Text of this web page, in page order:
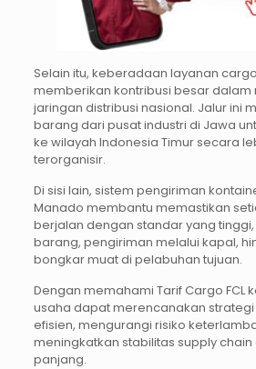
Selain itu, keberadaan layanan cargo
memberikan kontribusi besar
jaringan distribusi nasional. Jalur ini
barang dari pusat industri di Jawa
ke wilayah Indonesia Timur secara
terorganisir.
Di sisi lain, sistem pengiriman
Manado membantu memastikan
berjalan dengan standar yang
barang, pengiriman melalui kapal,
bongkar muat di pelabuhan tujuan.
Dengan memahami Tarif Cargo FCL
usaha dapat merencanakan
efisien, mengurangi risiko
meningkatkan stabilitas supply
panjang.